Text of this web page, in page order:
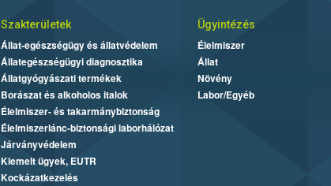
Szakterületek
Állat-egészségügy és állatvédelem
Állategészségügyi diagnosztika
Állatgyógyászati termékek
Borászat és alkoholos italok
Élelmiszer- és takarmánybiztonság
Élelmiszerlánc-biztonsági laborhálózat
Járványvédelem
Kiemelt ügyek, EUTR
Kockázatkezelés
Ügyintézés
Élelmiszer
Állat
Növény
Labor/Egyéb